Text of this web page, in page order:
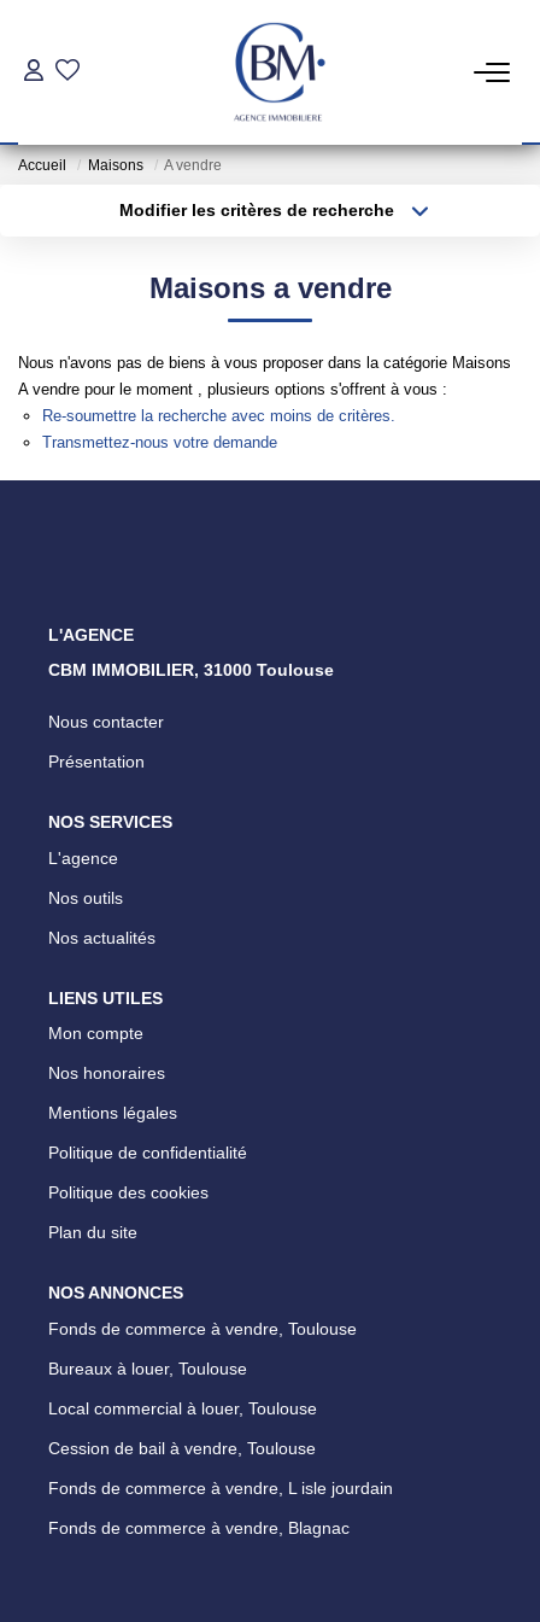
PARTICULIERS
Location
COMMERCES ET BUREAUX
Commerces Et Entreprises
Location Locaux Professionnels
Accueil Maisons A vendre
Modifier les critères de recherche
Budget max Plus de critères
Maisons a vendre
Nous n'avons pas de biens à vous proposer dans la catégorie Maisons
A vendre pour le moment , plusieurs options s'offrent à vous :
Re-soumettre la recherche avec moins de critères.
Transmettez-nous votre demande
L'AGENCE
CBM IMMOBILIER, 31000 Toulouse
Nous contacter
Présentation
NOS SERVICES
L'agence
Nos outils
Nos actualités
LIENS UTILES
Mon compte
Nos honoraires
Mentions légales
Politique de confidentialité
Politique des cookies
Plan du site
NOS ANNONCES
Fonds de commerce à vendre, Toulouse
Bureaux à louer, Toulouse
Local commercial à louer, Toulouse
Cession de bail à vendre, Toulouse
Fonds de commerce à vendre, L isle jourdain
Fonds de commerce à vendre, Blagnac